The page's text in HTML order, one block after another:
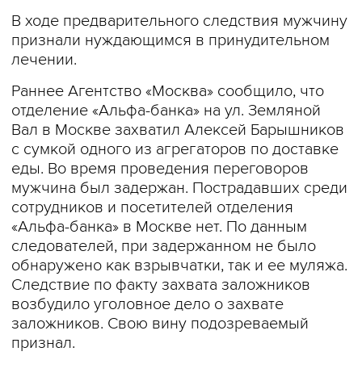
В ходе предварительного следствия мужчину
признали нуждающимся в принудительном
лечении.
Раннее Агентство «Москва» сообщило, что
отделение «Альфа-банка» на ул. Земляной
Вал в Москве захватил Алексей Барышников
с сумкой одного из агрегаторов по доставке
еды. Во время проведения переговоров
мужчина был задержан. Пострадавших среди
сотрудников и посетителей отделения
«Альфа-банка» в Москве нет. По данным
следователей, при задержанном не было
обнаружено как взрывчатки, так и ее муляжа.
Следствие по факту захвата заложников
возбудило уголовное дело о захвате
заложников. Свою вину подозреваемый
признал.